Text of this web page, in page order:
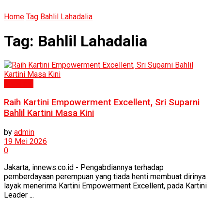
Home Tag Bahlil Lahadalia
Tag: Bahlil Lahadalia
Raih Kartini Empowerment Excellent, Sri Suparni
Bahlil Kartini Masa Kini
by admin
19 Mei 2026
0
Jakarta, innews.co.id - Pengabdiannya terhadap
pemberdayaan perempuan yang tiada henti membuat dirinya
layak menerima Kartini Empowerment Excellent, pada Kartini
Leader ...